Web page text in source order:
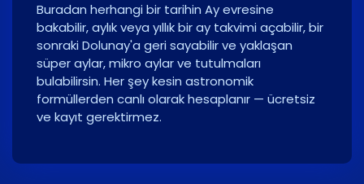
Buradan herhangi bir tarihin Ay evresine
bakabilir, aylık veya yıllık bir ay takvimi açabilir, bir
sonraki Dolunay'a geri sayabilir ve yaklaşan
süper aylar, mikro aylar ve tutulmaları
bulabilirsin. Her şey kesin astronomik
formüllerden canlı olarak hesaplanır — ücretsiz
ve kayıt gerektirmez.